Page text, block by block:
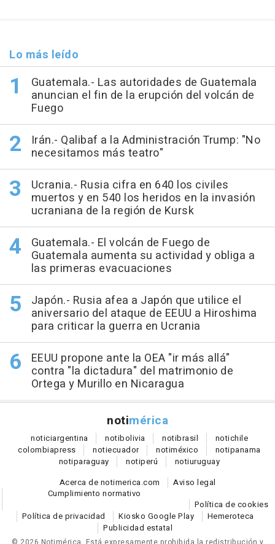
Lo más leído
Guatemala.- Las autoridades de Guatemala
anuncian el fin de la erupción del volcán de
Fuego
Irán.- Qalibaf a la Administración Trump: "No
necesitamos más teatro"
Ucrania.- Rusia cifra en 640 los civiles
muertos y en 540 los heridos en la invasión
ucraniana de la región de Kursk
Guatemala.- El volcán de Fuego de
Guatemala aumenta su actividad y obliga a
las primeras evacuaciones
Japón.- Rusia afea a Japón que utilice el
aniversario del ataque de EEUU a Hiroshima
para criticar la guerra en Ucrania
EEUU propone ante la OEA "ir más allá"
contra "la dictadura" del matrimonio de
Ortega y Murillo en Nicaragua
notimérica
noticiargentina notibolivia notibrasil notichile
colombiapress notiecuador notiméxico notipanama
notiparaguay notiperú notiuruguay
Acerca de notimerica.com
Aviso legal
Cumplimiento normativo
Política de cookies
Política de privacidad
Kiosko Google Play
Hemeroteca
Publicidad estatal